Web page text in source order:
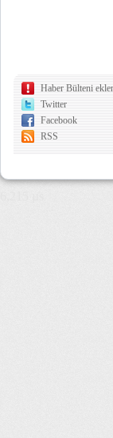
Haber Bülteni
Twitter
Facebook
RSS